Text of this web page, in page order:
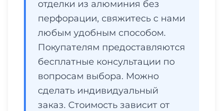
отделки из алюминия без
перфорации, свяжитесь с нами
любым удобным способом.
Покупателям предоставляются
бесплатные консультации по
вопросам выбора. Можно
сделать индивидуальный
заказ. Стоимость зависит от